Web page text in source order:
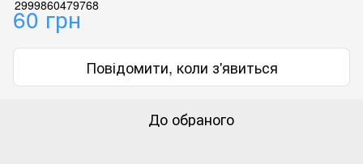
60 грн
Повідомити, коли з'явиться
До обраного